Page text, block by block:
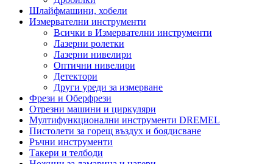
Шлайфмашини, хобели
Измервателни инструменти
Всички в Измервателни инструменти
Лазерни ролетки
Лазерни нивелири
Оптични нивелири
Детектори
Други уреди за измерване
Фрези и Оберфрези
Отрезни машини и циркуляри
Мултифункционални инструменти DREMEL
Пистолети за горещ въздух и боядисване
Ръчни инструменти
Такери и телбоди